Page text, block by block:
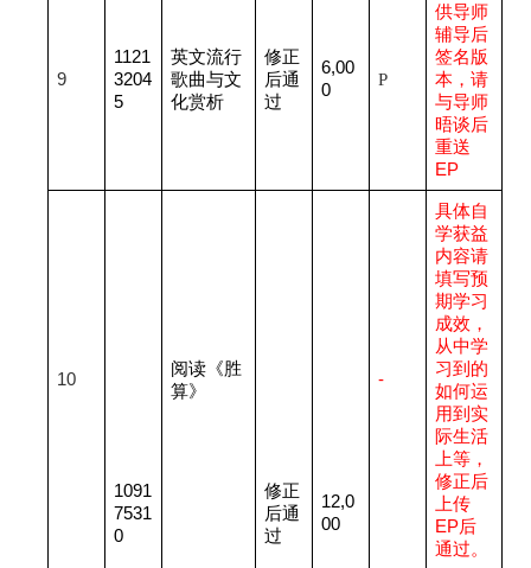
9
1121
3204
5
英文流行
歌曲与文
化赏析
修正
后通
过
6,00
0
P
供导师
辅导后
签名版
本，请
与导师
晤谈后
重送
EP
10
1091
7531
0
阅读《胜
算》
修正
后通
过
12,0
00
-
具体自
学获益
内容请
填写预
期学习
成效，
从中学
习到的
如何运
用到实
际生活
上等，
修正后
上传
EP后
通过。